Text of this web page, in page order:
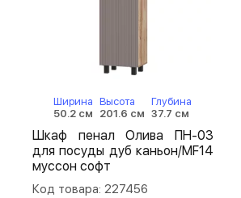
Ширина
50.2 см
Высота
201.6 см
Глубина
37.7 см
Шкаф пенал Олива ПН-03
для посуды дуб каньон/MF14
муссон софт
Код товара: 227456